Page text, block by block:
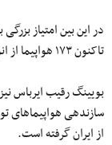
در این بین امتیاز
تاکنون ۱۷۳ هواپیما از انواع مختلف توسط ایران به این شرکت سفارش داده شد.
از ایران گرفته است.